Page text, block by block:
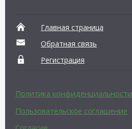
Главная страница
Обратная связь
Регистрация
Политика конфиденциальности
Пользовательское соглашение